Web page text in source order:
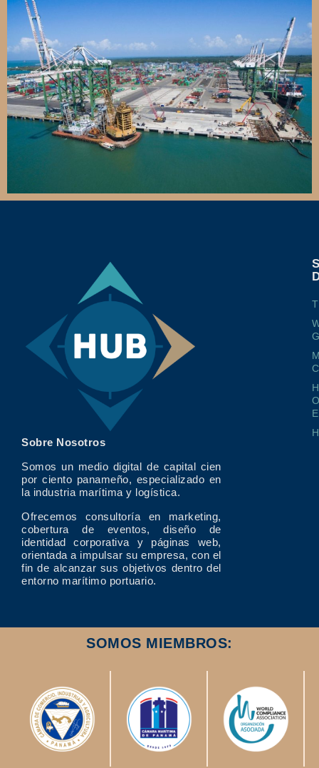
Sobre Nosotros
Somos un medio digital de capital cien
por ciento panameño, especializado en
la industria marítima y logística.
Ofrecemos consultoría en marketing,
cobertura de eventos, diseño de
identidad corporativa y páginas web,
orientada a impulsar su empresa, con el
fin de alcanzar sus objetivos dentro del
entorno marítimo portuario.
SOMOS MIEMBROS: